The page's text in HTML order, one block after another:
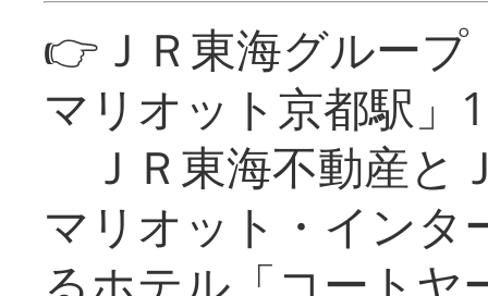
👉ＪＲ東海グルー
マリオット京都駅」
ＪＲ東海不動産と
マリオット・インタ